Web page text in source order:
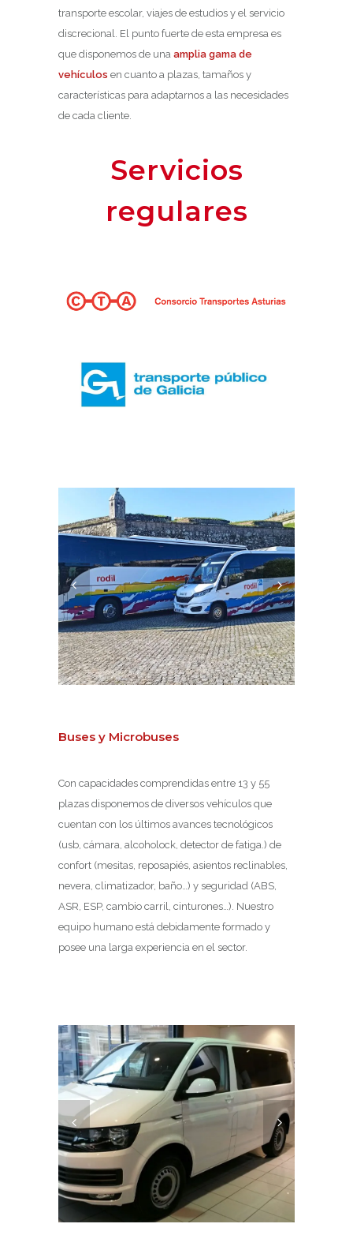
transporte escolar, viajes de estudios y el servicio
discrecional. El punto fuerte de esta empresa es
que disponemos de una amplia gama de
vehículos en cuanto a plazas, tamaños y
características para adaptarnos a las necesidades
de cada cliente.
Servicios
regulares
Buses y Microbuses
Con capacidades comprendidas entre 13 y 55
plazas disponemos de diversos vehículos que
cuentan con los últimos avances tecnológicos
(usb, cámara, alcoholock, detector de fatiga.) de
confort (mesitas, reposapiés, asientos reclinables,
nevera, climatizador, baño…) y seguridad (ABS,
ASR, ESP, cambio carril, cinturones…). Nuestro
equipo humano está debidamente formado y
posee una larga experiencia en el sector.